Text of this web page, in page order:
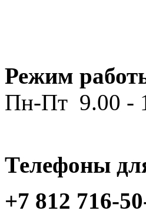
Режим
Пн-Пт 9.00 -
Телефоны
+7 812 716-